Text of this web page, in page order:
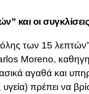
και οι
των 15
Moreno,
αγαθά και
πρέπει να